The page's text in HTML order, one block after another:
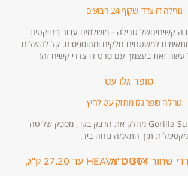
גורילה דו צדדי שקוף 24 ריבועים
קשיחיםשל גורילה - מושלמים עבור פרויקטים
ומתאימים למשטחים חלקים ומחוספסים. קל להשלים
עשה זאת בעצמך עם סרט דו צדדי קשיח זה!
גורילה סופר גלו מחוזק עט לחיץ
Gorilla Super Glue Pen מחלק את הדבק בקו , מספק שליטה
מקסימלית תוך התאמה נוחה ביד.